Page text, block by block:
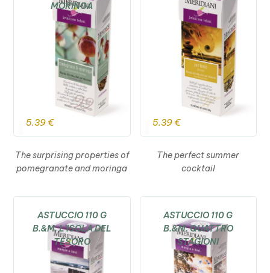
MORINGA
5.39€
The surprising properties of
pomegranate and moringa
5.39€
The perfect summer
cocktail
ASTUCCIO 110 G
B.&M. L’ISOLA DEL
TESORO
ASTUCCIO 110 G
B.&M. QUATTRO
STAGIONI